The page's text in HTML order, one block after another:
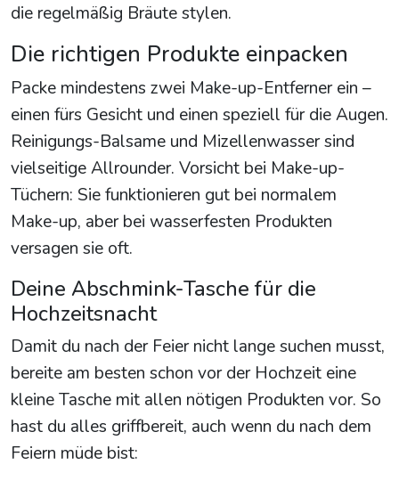
die regelmäßig Bräute stylen.
Die richtigen Produkte einpacken
Packe mindestens zwei Make-up-Entferner ein –
einen fürs Gesicht und einen speziell für die Augen.
Reinigungs-Balsame und Mizellenwasser sind
vielseitige Allrounder. Vorsicht bei Make-up-
Tüchern: Sie funktionieren gut bei normalem
Make-up, aber bei wasserfesten Produkten
versagen sie oft.
Deine Abschmink-Tasche für die
Hochzeitsnacht
Damit du nach der Feier nicht lange suchen musst,
bereite am besten schon vor der Hochzeit eine
kleine Tasche mit allen nötigen Produkten vor. So
hast du alles griffbereit, auch wenn du nach dem
Feiern müde bist: